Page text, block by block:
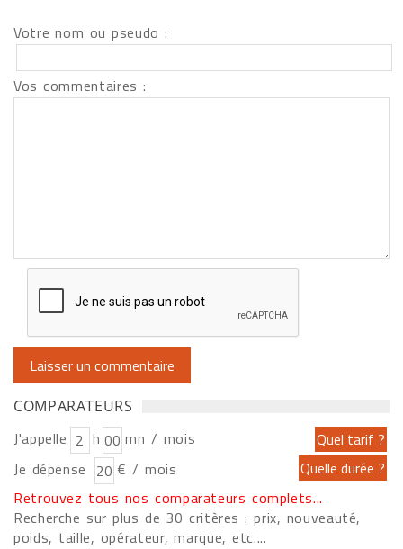
Votre nom ou pseudo :
Vos commentaires :
COMPARATEURS
J'appelle h
mn / mois
Je dépense
€ / mois
Retrouvez tous nos comparateurs complets...
Recherche sur plus de 30 critères : prix, nouveauté,
poids, taille, opérateur, marque, etc....